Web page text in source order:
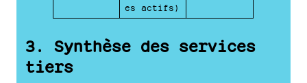
es actifs)
3. Synthèse des services
tiers